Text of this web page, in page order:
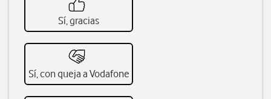
Sí, gracias
Sí, con queja a Vodafone